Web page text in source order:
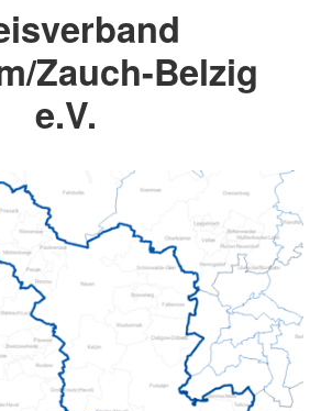
Zauch-Belzig
e.V.